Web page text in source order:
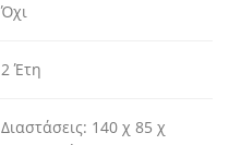
Όχι
2 Έτη
Διαστάσεις: 140 χ 85 χ